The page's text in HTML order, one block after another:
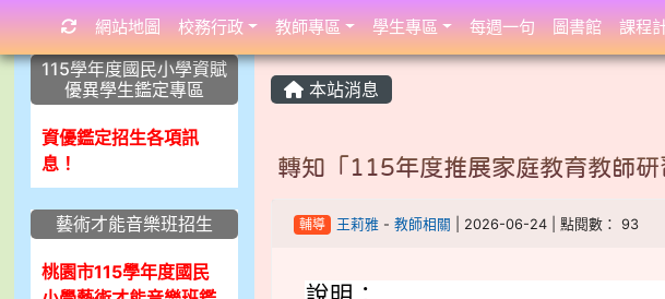
:::
本站消息
轉知「115年度推展家庭教育教師
輔導 王莉雅- 教師相關 | 2026-06-24 | 點閱數： 93
:::115學年度國民小學資賦
優異學生鑑定專區
資優鑑定招生各項訊
息！
藝術才能音樂班招生
桃園市115學年度國民
::: 網站地圖 校務行政 教師專區 學生專區 每週一句 圖書館 課程